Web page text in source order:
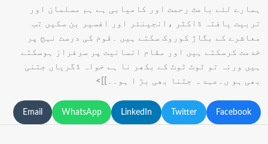
ہمارے لئے باعث رحمت اور کامیابی ہے ہم مسلمان اور
تربیت یافتہ ڈاکٹر ،انجینئر اور افسیر بن سکیں تب
معاشرے کے بگاڑ کوروک سکتے ہیں ۔قوم کی درست نہج پر
خدمت کرسکتے ہیں اور مقام انسانیت پر سرفراز ہوسکتے
ہیں ورنہ تو ٹوٹ ٹوٹ کے بکھر نا ہے خواہ ڈگریاں جتنی
بھی ہو ں۔عہد ہ جتنا بھی بڑ ا ہو۔۔]]>
Facebook
Twitter
LinkedIn
WhatsApp
Email